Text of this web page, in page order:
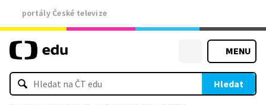
portály České televize
MENU
Hledat